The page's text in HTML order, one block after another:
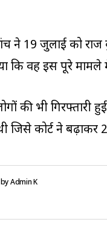
ने 19 जुलाई को राज
कि वह इस पूरे
की भी गिरफ्तारी
जिसे कोर्ट ने बढ़ाकर
byAdmin K